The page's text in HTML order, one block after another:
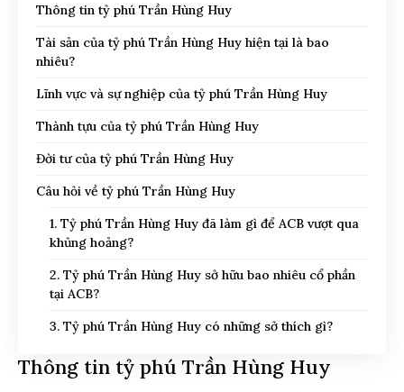
Thông tin tỷ phú Trần Hùng Huy
Tài sản của tỷ phú Trần Hùng Huy hiện tại là bao
nhiêu?
Lĩnh vực và sự nghiệp của tỷ phú Trần Hùng Huy
Thành tựu của tỷ phú Trần Hùng Huy
Đời tư của tỷ phú Trần Hùng Huy
Câu hỏi về tỷ phú Trần Hùng Huy
1. Tỷ phú Trần Hùng Huy đã làm gì để ACB vượt qua
khủng hoảng?
2. Tỷ phú Trần Hùng Huy sở hữu bao nhiêu cổ phần
tại ACB?
3. Tỷ phú Trần Hùng Huy có những sở thích gì?
Thông tin tỷ phú Trần Hùng Huy